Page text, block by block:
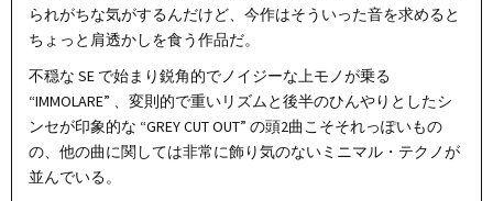
られがちな気がするんだけど、今作はそういった音を求めると
ちょっと肩透かしを食う作品だ。
不穏な SE で始まり鋭角的でノイジーな上モノが乗る
“IMMOLARE” 、変則的で重いリズムと後半のひんやりとしたシ
ンセが印象的な “GREY CUT OUT” の頭2曲こそそれっぽいもの
の、他の曲に関しては非常に飾り気のないミニマル・テクノが
並んでいる。